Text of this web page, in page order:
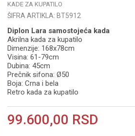
KADE ZA KUPATILO
ŠIFRA ARTIKLA: BT5912
Diplon Lara samostojeća kada
Akrilna kada za kupatilo
Dimenzije: 168x78cm
Visina: 61-79cm
Dubina: 45cm
Prečnik sifona: Ø50
Boja: Crna i bela
Retro kada za kupatilo
99.600,00 RSD